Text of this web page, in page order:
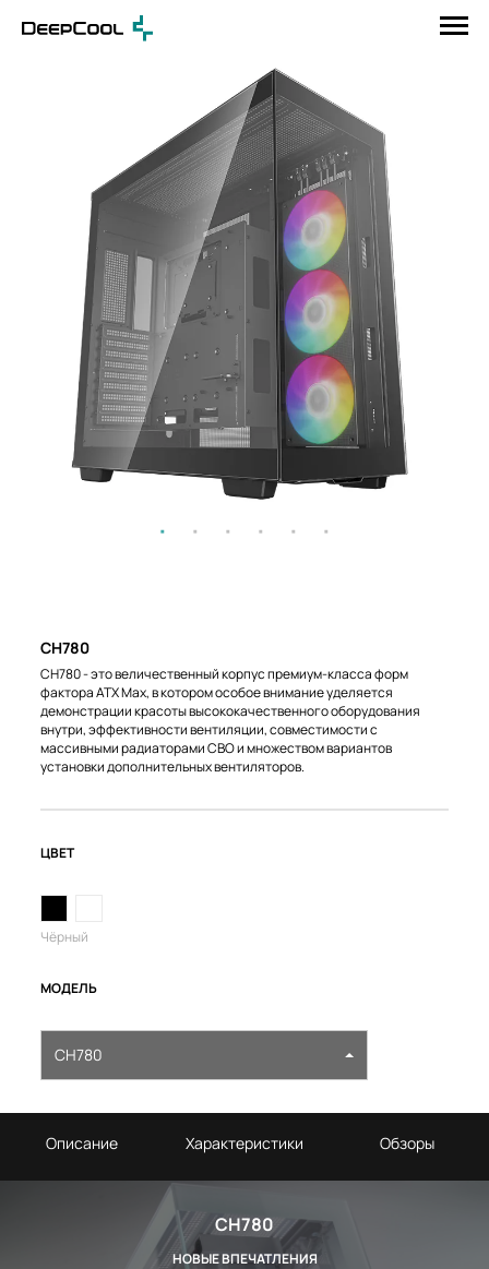
CH780
CH780 - это величественный корпус премиум-класса форм
фактора ATX Max, в котором особое внимание уделяется
демонстрации красоты высококачественного оборудования
внутри, эффективности вентиляции, совместимости с
массивными радиаторами СВО и множеством вариантов
установки дополнительных вентиляторов.
ЦВЕТ
Чёрный
МОДЕЛЬ
CH780
Описание Характеристики Обзоры
CH780
НОВЫЕ ВПЕЧАТЛЕНИЯ